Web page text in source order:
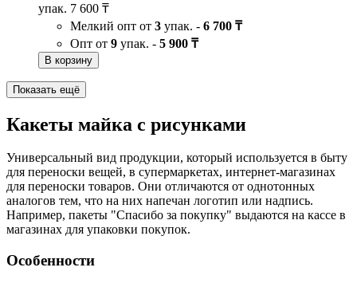
упак. 7 600 ₸
Мелкий опт от 3 упак. - 6 700 ₸
Опт от 9 упак. - 5 900 ₸
В корзину
Показать ещё
Какеты майка с рисунками
Универсальный вид продукции, который используется в быту
для переноски вещей, в супермаркетах, интернет-магазинах
для переноски товаров. Они отличаются от однотонных
аналогов тем, что на них напечан логотип или надпись.
Например, пакеты "Спасибо за покупку" выдаются на кассе в
магазинах для упаковки покупок.
Особенности